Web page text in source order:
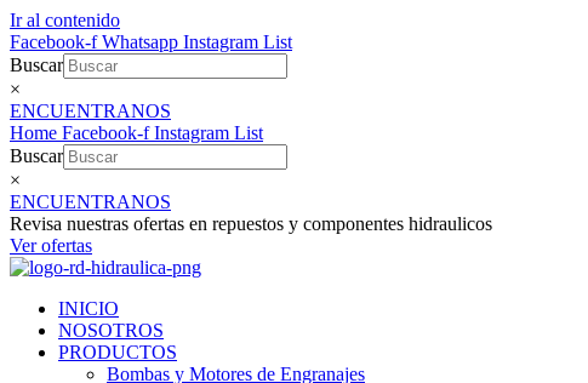
Ir al contenido
Facebook-f Whatsapp Instagram List
Buscar
×
ENCUENTRANOS
Home Facebook-f Instagram List
Buscar
×
ENCUENTRANOS
Revisa nuestras ofertas en repuestos y componentes hidraulicos
Ver ofertas
INICIO
NOSOTROS
PRODUCTOS
Bombas y Motores de Engranajes